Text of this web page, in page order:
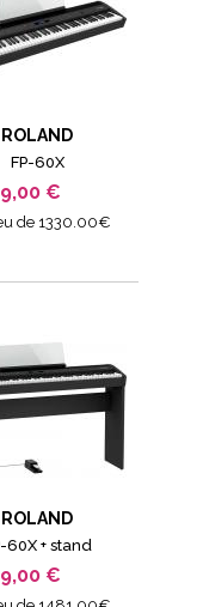
ROLAND
FP-60X
€
de 1330.00€
ROLAND
60X + stand
€